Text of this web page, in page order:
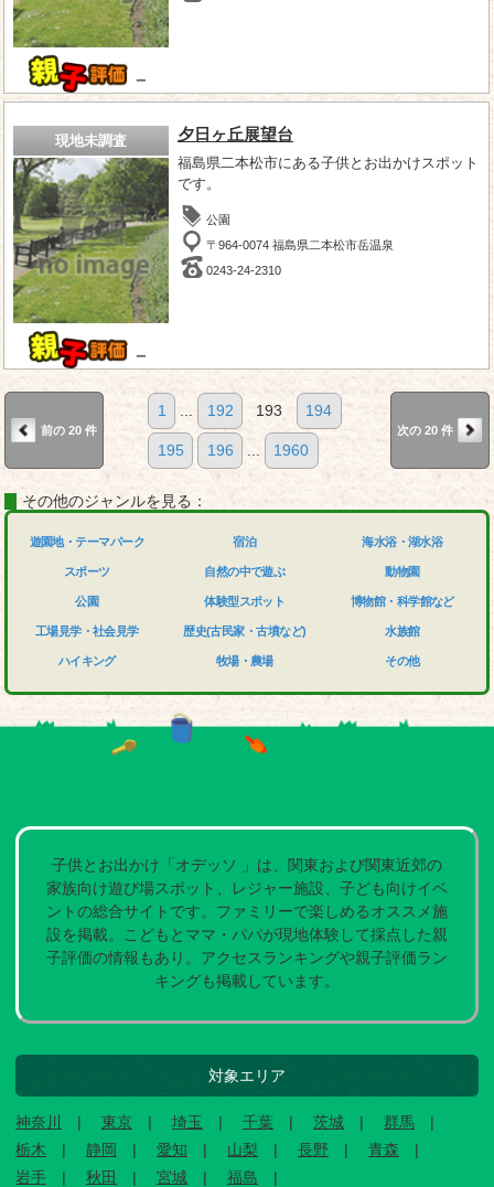
－
現地未調査
－
夕日ヶ丘展望台
福島県二本松市にある子供とお出かけスポット
です。
公園
〒964-0074 福島県二本松市岳温泉
0243-24-2310
前の 20 件
1 ... 192 193 194
195 196 ... 1960
次の 20 件
その他のジャンルを見る：
遊園地・テーマパーク
スポーツ
公園
工場見学・社会見学
ハイキング
宿泊
自然の中で遊ぶ
体験型スポット
歴史(古民家・古墳など)
牧場・農場
海水浴・湖水浴
動物園
博物館・科学館など
水族館
その他
子供とお出かけ「オデッソ 」は、関東および関東近郊の
家族向け遊び場スポット、レジャー施設、子ども向けイベ
ントの総合サイトです。ファミリーで楽しめるオススメ施
設を掲載。こどもとママ・パパが現地体験して採点した親
子評価の情報もあり。アクセスランキングや親子評価ラン
キングも掲載しています。
対象エリア
神奈川 東京 埼玉 千葉 茨城
群馬
栃木
静岡 愛知 山梨 長野
青森
岩手
秋田 宮城 福島